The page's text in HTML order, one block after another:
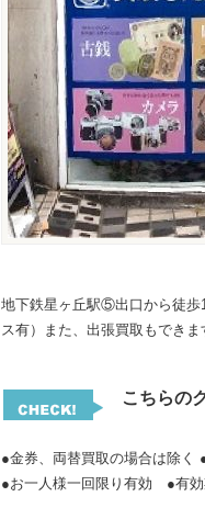
地下鉄星ヶ丘駅⑤出口から徒歩
ス有）また、出張買取もでき
こちらの
●金券、両替買取の場合は除く
●お一人様一回限り有効 ●有効